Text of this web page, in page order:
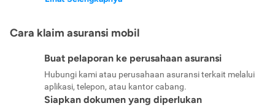
Cara klaim asuransi mobil
Buat pelaporan ke perusahaan asuransi
Hubungi kami atau perusahaan asuransi terkait melalui
aplikasi, telepon, atau kantor cabang.
Siapkan dokumen yang diperlukan